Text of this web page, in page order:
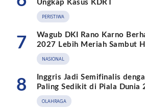
Ungkap Kasus KDRT
PERISTIWA
7
Wagub DKI Rano Karno
2027 Lebih Meriah Sambut
NASIONAL
8
Inggris Jadi Semifinalis
Paling Sedikit di Piala Dunia
OLAHRAGA